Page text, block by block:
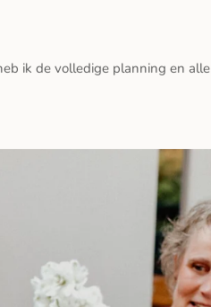
ik de volledige planning en alle